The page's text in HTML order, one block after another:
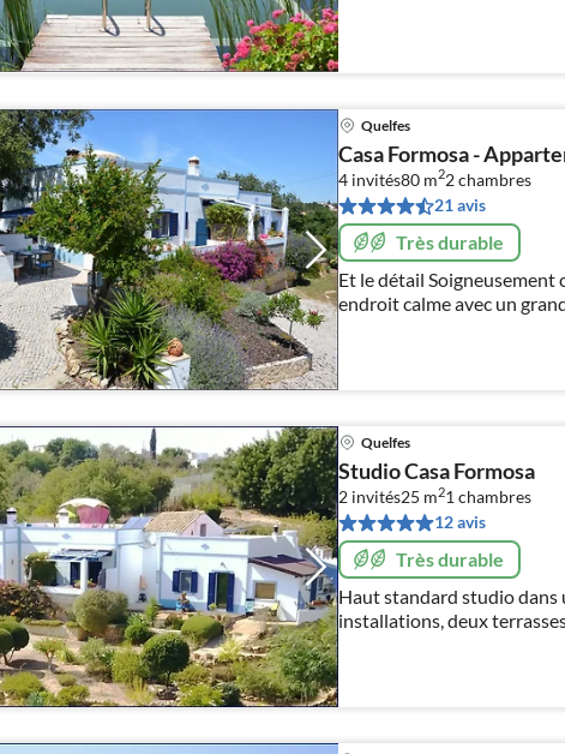
Quelfes
Casa Formosa -
4 invités80 m22chambres
21 avis
Très durable
Et le détail Soigneusement
endroit calme avec un
Quelfes
Studio Casa Formosa
2 invités25 m21 chambres
12 avis
Très durable
Haut standard studio dans
installations, deux